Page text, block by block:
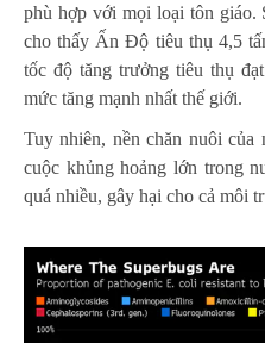
phù hợp với mọi loại tôn giáo.
cho thấy Ấn Độ tiêu thụ 4,5
tốc độ tăng trưởng tiêu thụ
mức tăng mạnh nhất thế giới.
Tuy nhiên, nền chăn nuôi
cuộc khủng hoảng lớn trong
quá nhiều, gây hại cho cả môi